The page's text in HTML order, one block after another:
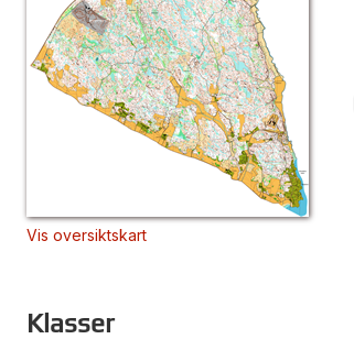
Vis oversiktskart
Klasser